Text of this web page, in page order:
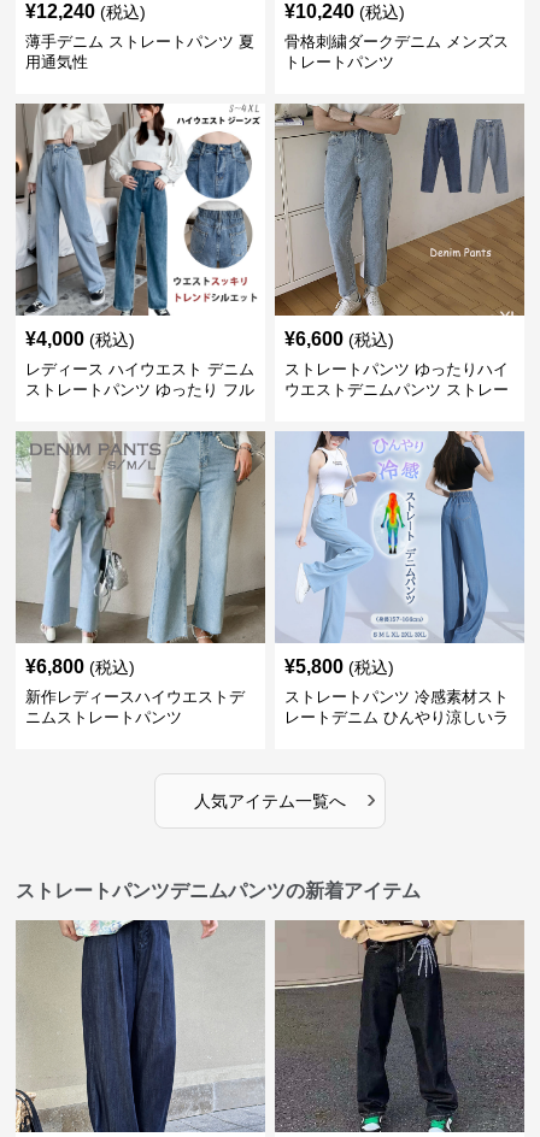
¥12,240 (税込)
薄手デニム ストレートパンツ 夏
用通気性
¥10,240 (税込)
骨格刺繍ダークデニム メンズス
トレートパンツ
¥4,000 (税込)
レディース ハイウエスト デニム
ストレートパンツ ゆったり フル
¥6,600 (税込)
ストレートパンツ ゆったりハイ
ウエストデニムパンツ ストレー
¥6,800 (税込)
新作レディースハイウエストデ
ニムストレートパンツ
¥5,800 (税込)
ストレートパンツ 冷感素材スト
レートデニム ひんやり涼しいラ
人気アイテム一覧へ ›
ストレートパンツデニムパンツの新着アイテム